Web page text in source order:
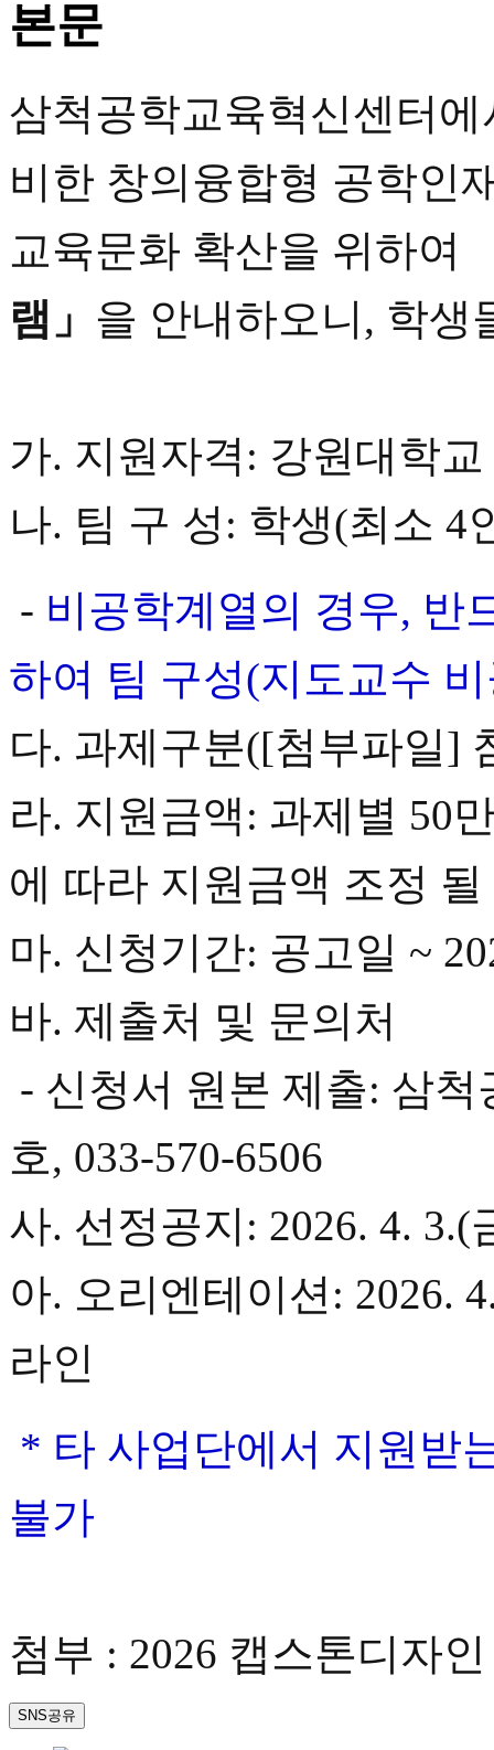
본문
삼척공학교육혁신센터
비한 창의융합형 공학인
교육문화 확산을 위하여
램」 을 안내하오니, 학생
가. 지원자격: 강원대학
나. 팀 구 성: 학생(최소
- 비공학계열의 경우, 반
하여 팀 구성(지도교수
다. 과제구분([첨부파일]
라. 지원금액: 과제별 50
에 따라 지원금액 조정
마. 신청기간: 공고일 ~
바. 제출처 및 문의처
- 신청서 원본 제출: 삼
호, 033-570-6506
사. 선정공지: 2026. 4.
아. 오리엔테이션: 2026.
라인
* 타 사업단에서 지원받
불가
첨부 : 2026 캡스톤디자
SNS공유